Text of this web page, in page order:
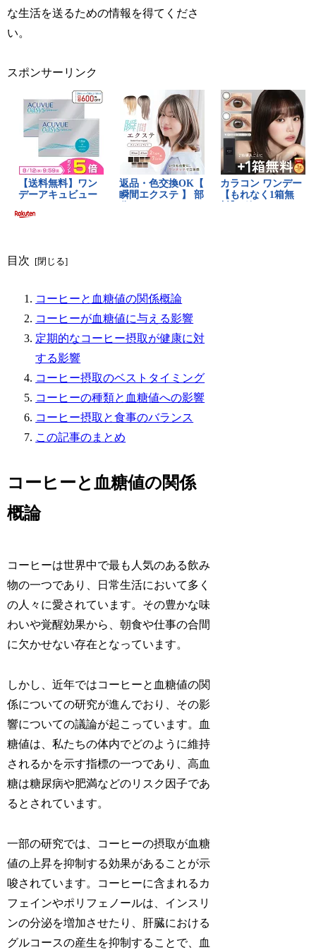
な生活を送るための情報を得てくださ
い。
スポンサーリンク
目次
コーヒーと血糖値の関係概論
コーヒーが血糖値に与える影響
定期的なコーヒー摂取が健康に対
する影響
コーヒー摂取のベストタイミング
コーヒーの種類と血糖値への影響
コーヒー摂取と食事のバランス
この記事のまとめ
コーヒーと血糖値の関係
概論
コーヒーは世界中で最も人気のある飲み
物の一つであり、日常生活において多く
の人々に愛されています。その豊かな味
わいや覚醒効果から、朝食や仕事の合間
に欠かせない存在となっています。
しかし、近年ではコーヒーと血糖値の関
係についての研究が進んでおり、その影
響についての議論が起こっています。血
糖値は、私たちの体内でどのように維持
されるかを示す指標の一つであり、高血
糖は糖尿病や肥満などのリスク因子であ
るとされています。
一部の研究では、コーヒーの摂取が血糖
値の上昇を抑制する効果があることが示
唆されています。コーヒーに含まれるカ
フェインやポリフェノールは、インスリ
ンの分泌を増加させたり、肝臓における
グルコースの産生を抑制することで、血